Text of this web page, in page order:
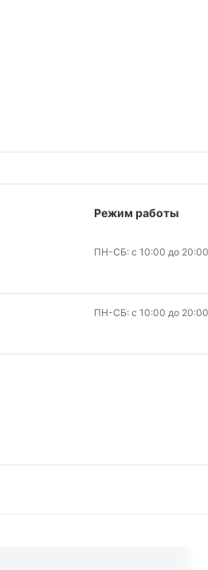
Режим работы
ПН-СБ: с 10:00 до
ПН-СБ: с 10:00 до